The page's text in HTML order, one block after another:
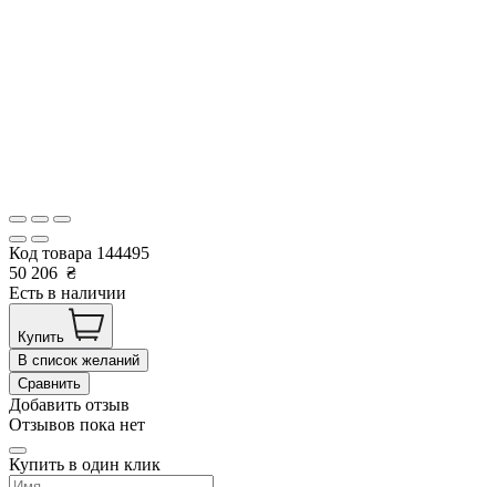
Код товара 144495
50 206 ₴
Есть в наличии
Купить
В список желаний
Сравнить
Добавить отзыв
Отзывов пока нет
Купить в один клик